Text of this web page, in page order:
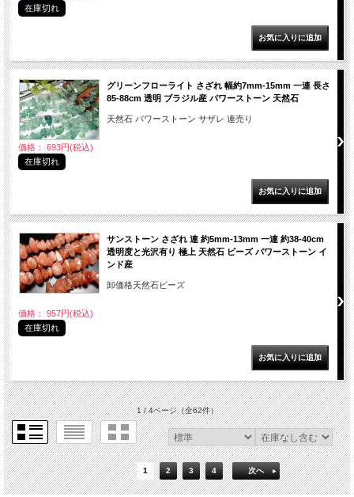
在庫切れ
グリーンフローライト さざれ 幅約7mm-15mm 一連 長さ
85-88cm 透明 ブラジル産 パワーストーン 天然石
天然石 パワーストーン サザレ 連売り
価格： 693円(税込)
在庫切れ
サンストーン さざれ 連 約5mm-13mm 一連 約38-40cm
透明度と光沢有り 極上 天然石 ビーズ パワーストーン イ
ンド産
卸価格天然石ビーズ
価格： 957円(税込)
在庫切れ
1 / 4ページ（全62件）
1 2 3 4 次へ